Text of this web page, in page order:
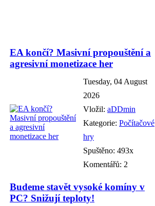
EA končí? Masivní propouštění a
agresivní monetizace her
Tuesday, 04 August
2026
Vložil: aDDmin
Kategorie: Počítačové
hry
Spuštěno: 493x
Komentářů: 2
Budeme stavět vysoké komíny v
PC? Snižují teploty!